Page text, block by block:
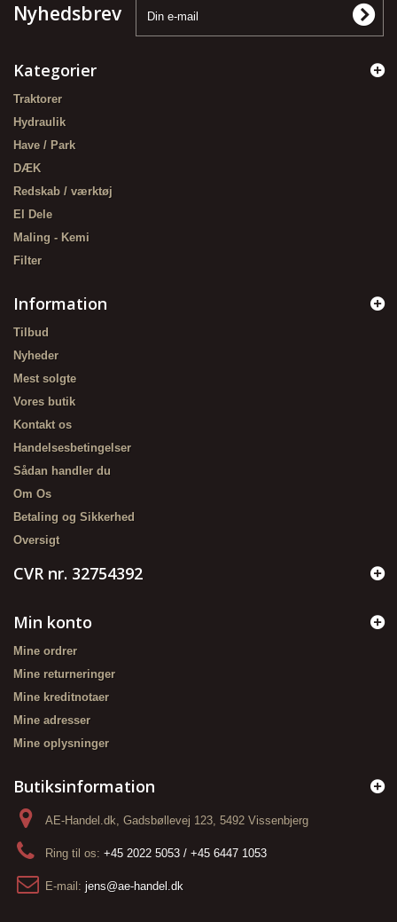
Nyhedsbrev
Kategorier
Traktorer
Hydraulik
Have / Park
DÆK
Redskab / værktøj
El Dele
Maling - Kemi
Filter
Information
Tilbud
Nyheder
Mest solgte
Vores butik
Kontakt os
Handelsesbetingelser
Sådan handler du
Om Os
Betaling og Sikkerhed
Oversigt
CVR nr. 32754392
Min konto
Mine ordrer
Mine returneringer
Mine kreditnotaer
Mine adresser
Mine oplysninger
Butiksinformation
AE-Handel.dk, Gadsbøllevej 123, 5492 Vissenbjerg
Ring til os: +45 2022 5053 / +45 6447 1053
E-mail: jens@ae-handel.dk